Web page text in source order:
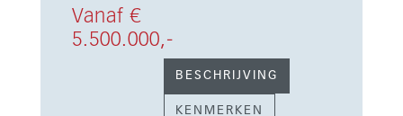
Vanaf €
5.500.000,-
BESCHRIJVING
KENMERKEN